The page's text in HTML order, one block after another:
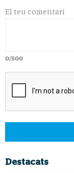
El teu comentari
0/500
Destacats